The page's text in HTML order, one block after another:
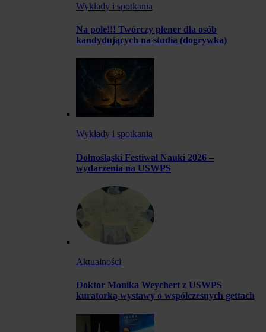
Wykłady i spotkania
Na pole!!! Twórczy plener dla osób
kandydujących na studia (dogrywka)
Wykłady i spotkania
Dolnośląski Festiwal Nauki 2026 –
wydarzenia na USWPS
Aktualności
Doktor Monika Weychert z USWPS
kuratorką wystawy o współczesnych gettach